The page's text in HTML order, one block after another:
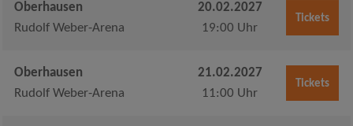
Oberhausen
Rudolf Weber-Arena
20.02.2027
19:00 Uhr
Tickets
Oberhausen
Rudolf Weber-Arena
21.02.2027
11:00 Uhr
Tickets